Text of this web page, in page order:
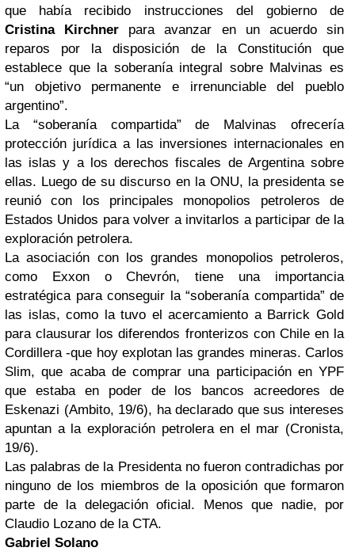
que había recibido instrucciones del gobierno de
Cristina Kirchner para avanzar en un acuerdo sin
reparos por la disposición de la Constitución que
establece que la soberanía integral sobre Malvinas es
“un objetivo permanente e irrenunciable del pueblo
argentino”.
La “soberanía compartida” de Malvinas ofrecería
protección jurídica a las inversiones internacionales en
las islas y a los derechos fiscales de Argentina sobre
ellas. Luego de su discurso en la ONU, la presidenta se
reunió con los principales monopolios petroleros de
Estados Unidos para volver a invitarlos a participar de la
exploración petrolera.
La asociación con los grandes monopolios petroleros,
como Exxon o Chevrón, tiene una importancia
estratégica para conseguir la “soberanía compartida” de
las islas, como la tuvo el acercamiento a Barrick Gold
para clausurar los diferendos fronterizos con Chile en la
Cordillera -que hoy explotan las grandes mineras. Carlos
Slim, que acaba de comprar una participación en YPF
que estaba en poder de los bancos acreedores de
Eskenazi (Ambito, 19/6), ha declarado que sus intereses
apuntan a la exploración petrolera en el mar (Cronista,
19/6).
Las palabras de la Presidenta no fueron contradichas por
ninguno de los miembros de la oposición que formaron
parte de la delegación oficial. Menos que nadie, por
Claudio Lozano de la CTA.
Gabriel Solano